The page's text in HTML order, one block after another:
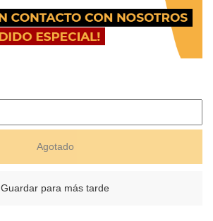
Agotado
Guardar para más tarde